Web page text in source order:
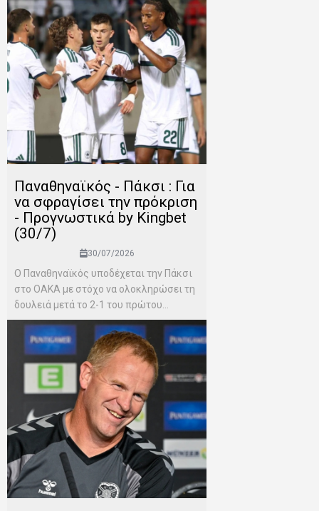
Παναθηναϊκός - Πάκσι : Για
να σφραγίσει την πρόκριση
- Προγνωστικά by Kingbet
(30/7)
30/07/2026
Ο Παναθηναϊκός υποδέχεται την Πάκσι
στο ΟΑΚΑ με στόχο να ολοκληρώσει τη
δουλειά μετά το 2-1 του πρώτου...